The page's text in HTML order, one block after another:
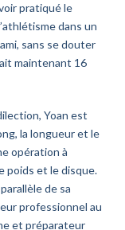
pratiqué le
dans un
sans se douter
maintenant 16
Yoan est
la longueur et le
opération à
poids et le disque.
de sa
professionnel au
et préparateur